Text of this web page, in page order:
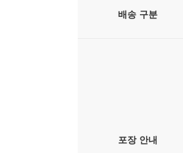
배송 구분
포장 안내